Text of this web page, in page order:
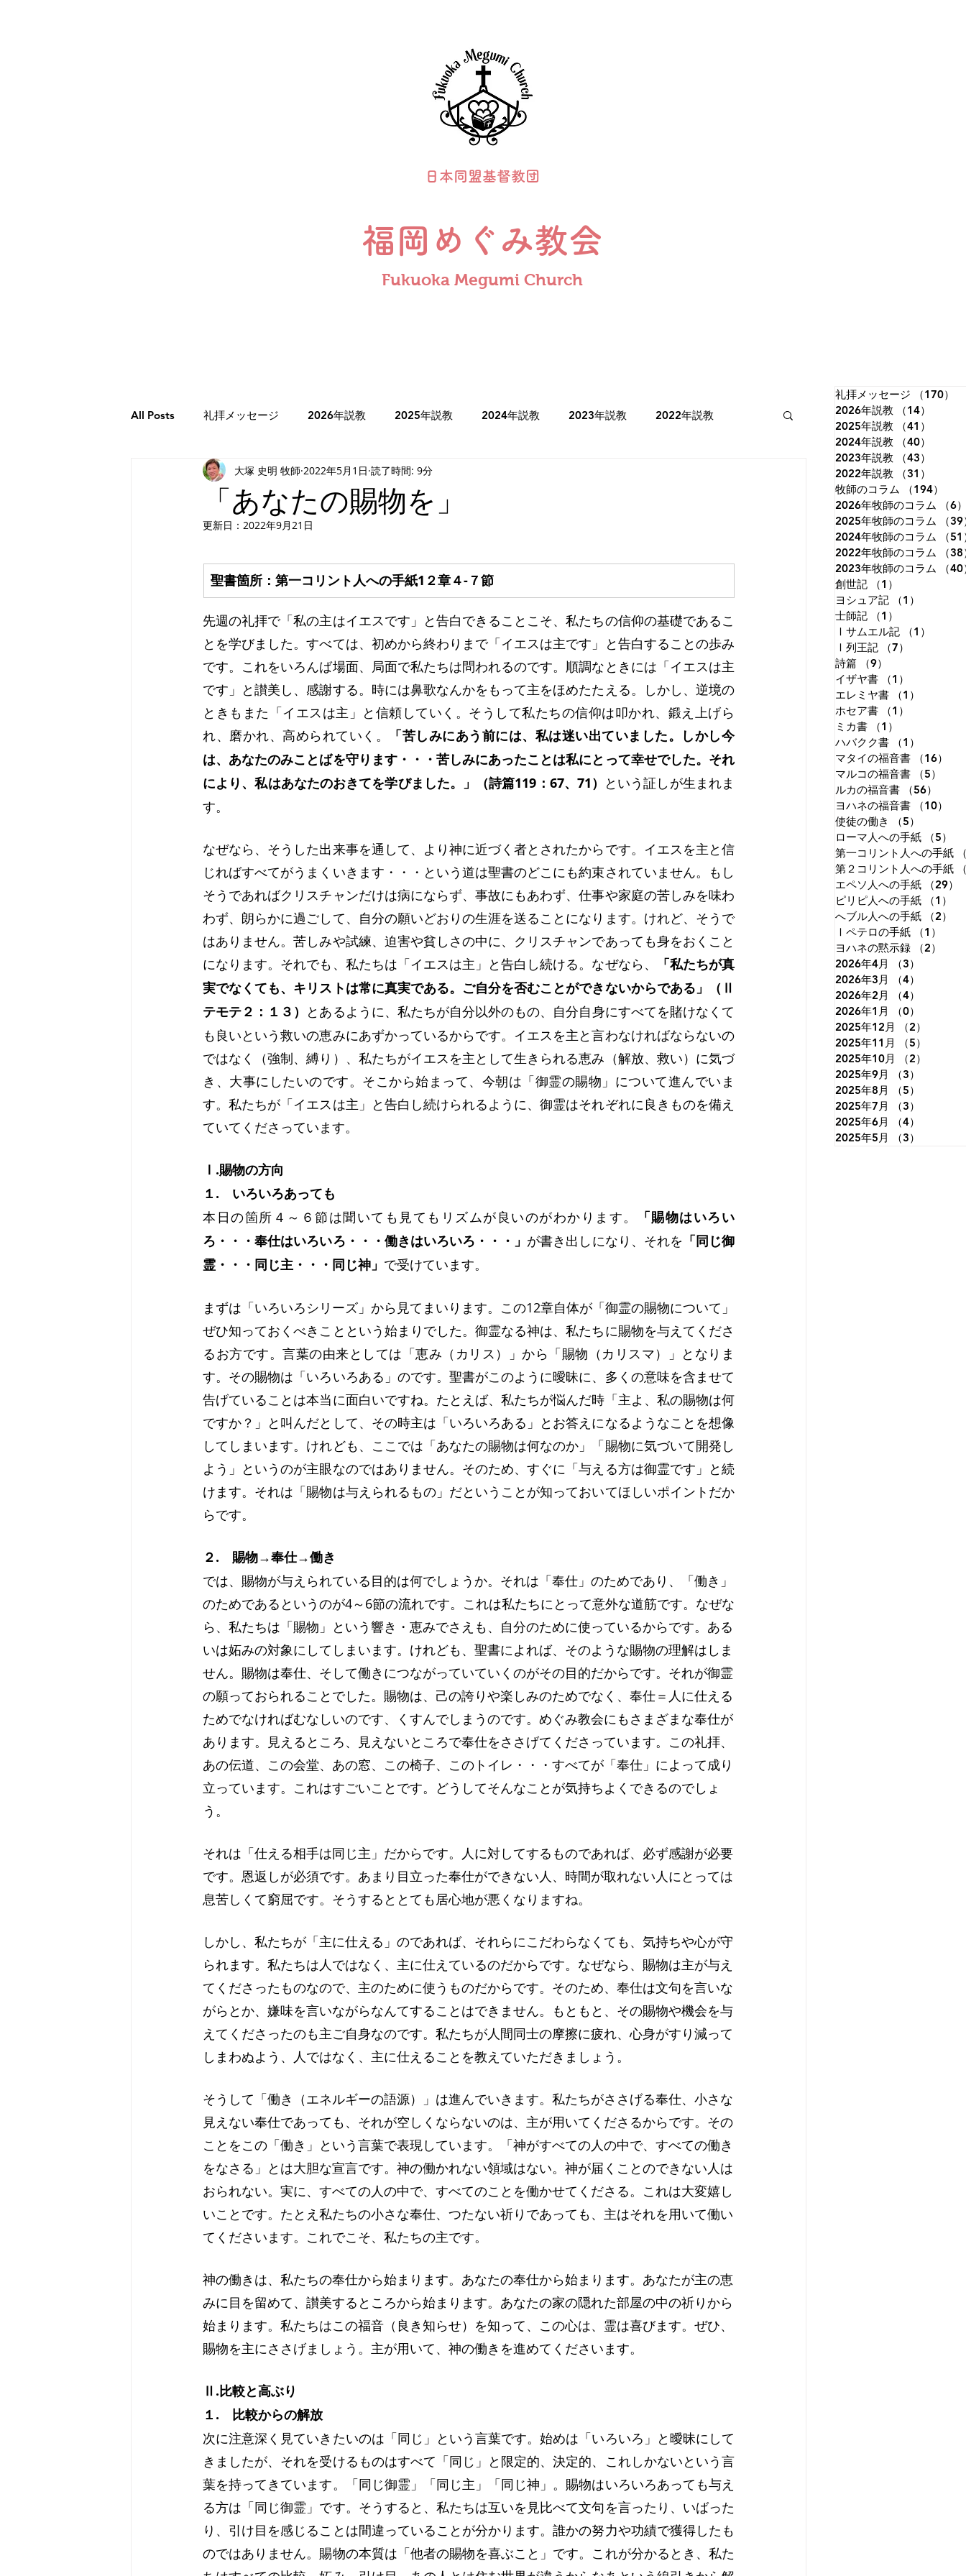
日本同盟基督教団
福岡めぐみ教会
Fukuoka Megumi Church
All Posts 礼拝メッセージ 2026年説教 2025年説教 2024年説教 2023年説教 2022年説教
牧師のコラム 2026年牧師のコラム 2025年牧師のコラム
2023年牧師のコラム 創世記
エレミヤ書 ホセア書 ミカ書 ハバクク書 マタイの福音書
ヨハネの福音書 使徒の働き ローマ人への手紙 第一コリント人への手紙
「あなたの賜物を」
大塚 史明 牧師 2022年5月1日 読了時間: 9分
更新日： 2022年9月21日
聖書箇所：第一コリント人への手紙1２章４-７節
先週の礼拝で「私の主はイエスです」と告白できることこそ、私たちの信仰の基礎であるこ
とを学びました。すべては、初めから終わりまで「イエスは主です」と告白することの歩み
です。これをいろんば場面、局面で私たちは問われるのです。順調なときには「イエスは主
です」と讃美し、感謝する。時には鼻歌なんかをもって主をほめたたえる。しかし、逆境の
ときもまた「イエスは主」と信頼していく。そうして私たちの信仰は叩かれ、鍛え上げら
れ、磨かれ、高められていく。
「苦しみにあう前には、私は迷い出ていました。しかし今
は、あなたのみことばを守ります・・・苦しみにあったことは私にとって幸せでした。それ
により、私はあなたのおきてを学びました。」（詩篇119：67、71） という証しが生まれま
す。
なぜなら、そうした出来事を通して、より神に近づく者とされたからです。イエスを主と信
じればすべてがうまくいきます・・・という道は聖書のどこにも約束されていません。もし
そうであればクリスチャンだけは病にならず、事故にもあわず、仕事や家庭の苦しみを味わ
わず、朗らかに過ごして、自分の願いどおりの生涯を送ることになります。けれど、そうで
はありません。苦しみや試練、迫害や貧しさの中に、クリスチャンであっても身をおくこと
になります。それでも、私たちは「イエスは主」と告白し続ける。なぜなら、
「私たちが真
実でなくても、キリストは常に真実である。ご自分を否むことができないからである」（Ⅱ
テモテ２：１３） とあるように、私たちが自分以外のもの、自分自身にすべてを賭けなくて
も良いという救いの恵みにあずかっているからです。イエスを主と言わなければならないの
ではなく（強制、縛り）、私たちがイエスを主として生きられる恵み（解放、救い）に気づ
き、大事にしたいのです。そこから始まって、今朝は「御霊の賜物」について進んでいま
す。私たちが「イエスは主」と告白し続けられるように、御霊はそれぞれに良きものを備え
ていてくださっています。
Ⅰ.賜物の方向
１.　いろいろあっても
本日の箇所４～６節は聞いても見てもリズムが良いのがわかります。
「賜物はいろい
ろ・・・奉仕はいろいろ・・・働きはいろいろ・・・」 が書き出しになり、それを 「同じ御
霊・・・同じ主・・・同じ神」 で受けています。
まずは「いろいろシリーズ」から見てまいります。この12章自体が「御霊の賜物について」
ぜひ知っておくべきことという始まりでした。御霊なる神は、私たちに賜物を与えてくださ
るお方です。言葉の由来としては「恵み（カリス）」から「賜物（カリスマ）」となりま
す。その賜物は「いろいろある」のです。聖書がこのように曖昧に、多くの意味を含ませて
告げていることは本当に面白いですね。たとえば、私たちが悩んだ時「主よ、私の賜物は何
ですか？」と叫んだとして、その時主は「いろいろある」とお答えになるようなことを想像
してしまいます。けれども、ここでは「あなたの賜物は何なのか」「賜物に気づいて開発し
よう」というのが主眼なのではありません。そのため、すぐに「与える方は御霊です」と続
けます。それは「賜物は与えられるもの」だということが知っておいてほしいポイントだか
らです。
２.　賜物→奉仕→働き
では、賜物が与えられている目的は何でしょうか。それは「奉仕」のためであり、「働き」
のためであるというのが4～6節の流れです。これは私たちにとって意外な道筋です。なぜな
ら、私たちは「賜物」という響き・恵みでさえも、自分のために使っているからです。ある
いは妬みの対象にしてしまいます。けれども、聖書によれば、そのような賜物の理解はしま
せん。賜物は奉仕、そして働きにつながっていていくのがその目的だからです。それが御霊
の願っておられることでした。賜物は、己の誇りや楽しみのためでなく、奉仕＝人に仕える
ためでなければむなしいのです、くすんでしまうのです。めぐみ教会にもさまざまな奉仕が
あります。見えるところ、見えないところで奉仕をささげてくださっています。この礼拝、
あの伝道、この会堂、あの窓、この椅子、このトイレ・・・すべてが「奉仕」によって成り
立っています。これはすごいことです。どうしてそんなことが気持ちよくできるのでしょ
う。
それは「仕える相手は同じ主」だからです。人に対してするものであれば、必ず感謝が必要
です。恩返しが必須です。あまり目立った奉仕ができない人、時間が取れない人にとっては
息苦しくて窮屈です。そうするととても居心地が悪くなりますね。
しかし、私たちが「主に仕える」のであれば、それらにこだわらなくても、気持ちや心が守
られます。私たちは人ではなく、主に仕えているのだからです。なぜなら、賜物は主が与え
てくださったものなので、主のために使うものだからです。そのため、奉仕は文句を言いな
がらとか、嫌味を言いながらなんてすることはできません。もともと、その賜物や機会を与
えてくださったのも主ご自身なのです。私たちが人間同士の摩擦に疲れ、心身がすり減って
しまわぬよう、人ではなく、主に仕えることを教えていただきましょう。
そうして「働き（エネルギーの語源）」は進んでいきます。私たちがささげる奉仕、小さな
見えない奉仕であっても、それが空しくならないのは、主が用いてくださるからです。その
ことをこの「働き」という言葉で表現しています。「神がすべての人の中で、すべての働き
をなさる」とは大胆な宣言です。神の働かれない領域はない。神が届くことのできない人は
おられない。実に、すべての人の中で、すべてのことを働かせてくださる。これは大変嬉し
いことです。たとえ私たちの小さな奉仕、つたない祈りであっても、主はそれを用いて働い
てくださいます。これでこそ、私たちの主です。
神の働きは、私たちの奉仕から始まります。あなたの奉仕から始まります。あなたが主の恵
みに目を留めて、讃美するところから始まります。あなたの家の隠れた部屋の中の祈りから
始まります。私たちはこの福音（良き知らせ）を知って、この心は、霊は喜びます。ぜひ、
賜物を主にささげましょう。主が用いて、神の働きを進めてくださいます。
Ⅱ.比較と高ぶり
１.　比較からの解放
次に注意深く見ていきたいのは「同じ」という言葉です。始めは「いろいろ」と曖昧にして
きましたが、それを受けるものはすべて「同じ」と限定的、決定的、これしかないという言
葉を持ってきています。「同じ御霊」「同じ主」「同じ神」。賜物はいろいろあっても与え
る方は「同じ御霊」です。そうすると、私たちは互いを見比べて文句を言ったり、いばった
り、引け目を感じることは間違っていることが分かります。誰かの努力や功績で獲得したも
のではありません。賜物の本質は「他者の賜物を喜ぶこと」です。これが分かるとき、私た
礼拝メッセージ （170）
2026年説教
（14）
2025年説教
（41）
2024年説教
（40）
2023年説教
（43）
2022年説教
（31）
牧師のコラム
（194）
2026年牧師のコラム
（6
2025年牧師のコラム
（
2024年牧師のコラム
（
2022年牧師のコラム
（
2023年牧師のコラム
（
創世記
（1）
ヨシュア記
（1）
士師記
（1）
Ⅰサムエル記
（1）
Ⅰ列王記
（7）
詩篇
（9）
イザヤ書
（1）
エレミヤ書
（1）
ホセア書
（1）
ミカ書
（1）
ハバクク書
（1）
マタイの福音書
（16）
マルコの福音書
（5）
ルカの福音書
（56）
ヨハネの福音書
（10）
使徒の働き
（5）
ローマ人への手紙
（5）
第一コリント人への手紙
第２コリント人への手紙
エペソ人への手紙
（29）
ピリピ人への手紙
（1）
へブル人への手紙
（2）
Ⅰペテロの手紙
（1）
ヨハネの黙示録
（2）
2026年4月
（3）
2026年3月
（4）
2026年2月
（4）
2026年1月
（0）
2025年12月
（2）
2025年11月
（5）
2025年10月
（2）
2025年9月
（3）
2025年8月
（5）
2025年7月
（3）
2025年6月
（4）
2025年5月
（3）